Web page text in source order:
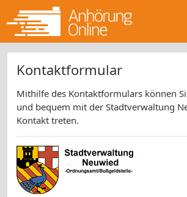
Kontaktformular
Mithilfe des Kontaktformulars können
und bequem mit der Stadtverwaltung
Kontakt treten.